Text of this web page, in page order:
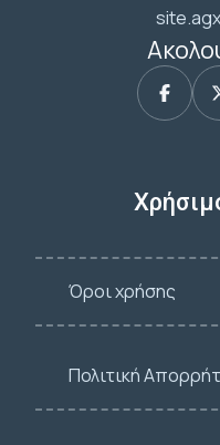
Όροι χρήσης
Πολιτική